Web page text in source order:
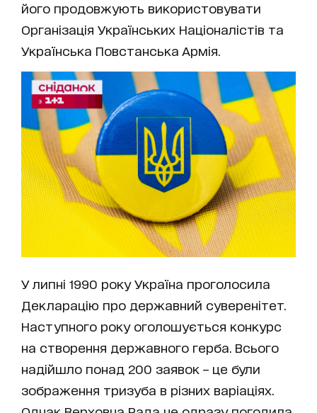
його продовжують використовувати
Організація Українських Націоналістів та
Українська Повстанська Армія.
У липні 1990 року Україна проголосила
Декларацію про державний суверенітет.
Наступного року оголошується конкурс
на створення державного герба. Всього
надійшло понад 200 заявок – це були
зображення тризуба в різних варіаціях.